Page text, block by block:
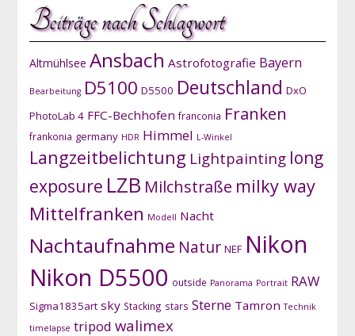
Beiträge nach Schlagwort
Altmühlsee Ansbach Astrofotografie Bayern
Bearbeitung D5100 D5500 Deutschland DxO
PhotoLab 4 FFC-Bechhofen franconia Franken
frankonia germany HDR Himmel L-Winkel
Langzeitbelichtung Lightpainting long
exposure LZB Milchstraße milky way
Mittelfranken Modell Nacht
Nachtaufnahme Natur NEF Nikon
Nikon D5500 outside Panorama Portrait RAW
Sigma1835art sky Stacking stars Sterne Tamron Technik
timelapse tripod walimex